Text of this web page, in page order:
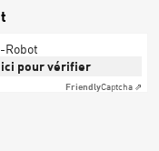
pour vérifier
FriendlyCaptcha ⇗